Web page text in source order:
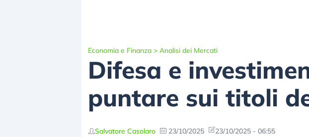
Economia e Finanza > Analisi dei Mercati
Difesa e
puntare sui titoli
Salvatore Casolaro 23/10/2025 23/10/2025 - 06:55